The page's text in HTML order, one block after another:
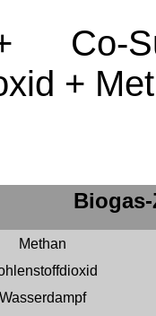
+
+
Methan
Wasserdampf